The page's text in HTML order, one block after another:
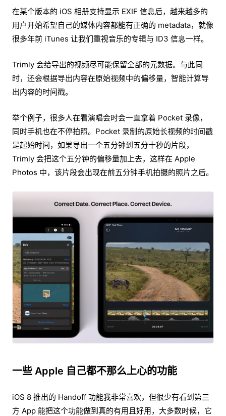
在某个版本的 iOS 相册支持显示 EXIF 信息后，越来越多的
用户开始希望自己的媒体内容都能有正确的 metadata，就像
很多年前 iTunes 让我们重视音乐的专辑与 ID3 信息一样。
Trimly 会给导出的视频尽可能保留全部的元数据。与此同
时，还会根据导出内容在原始视频中的偏移量，智能计算导
出内容的时间戳。
举个例子，很多人在看演唱会时会一直拿着 Pocket 录像，
同时手机也在不停拍照。Pocket 录制的原始长视频的时间戳
是起始时间，如果导出一个五分钟到五分十秒的片段，
Trimly 会把这个五分钟的偏移量加上去，这样在 Apple
Photos 中，该片段会出现在前五分钟手机拍摄的照片之后。
一些 Apple 自己都不那么上心的功能
iOS 8 推出的 Handoff 功能我非常喜欢，但很少有看到第三
方 App 能把这个功能做到真的有用且好用，大多数时候，它